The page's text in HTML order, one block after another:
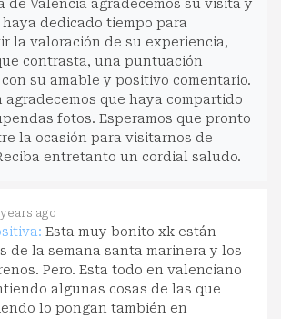
de València agradecemos su visita y
haya dedicado tiempo para
la valoración de su experiencia,
contrasta, una puntuación
su amable y positivo comentario.
agradecemos que haya compartido
fotos. Esperamos que pronto
la ocasión para visitarnos de
entretanto un cordial saludo.
years ago
Esta muy bonito xk están
de la semana santa marinera y los
Pero. Esta todo en valenciano
algunas cosas de las que
lo pongan también en